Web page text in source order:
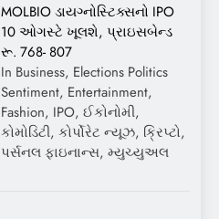
MOLBIO ડાયગ્નોસ્ટિક્સનો IPO
10 ઓગસ્ટે ખૂલશે, પ્રાઇસબેન્ડ
રૂ. 768- 807
In Business, Elections Politics
Sentiment, Entertainment,
Fashion, IPO, ઈકોનોમી,
કોમોડિટી, કોર્પોરેટ ન્યૂઝ, ક્રિપ્ટો,
પર્સનલ ફાઇનાન્સ, મ્યુચ્યુઅલ